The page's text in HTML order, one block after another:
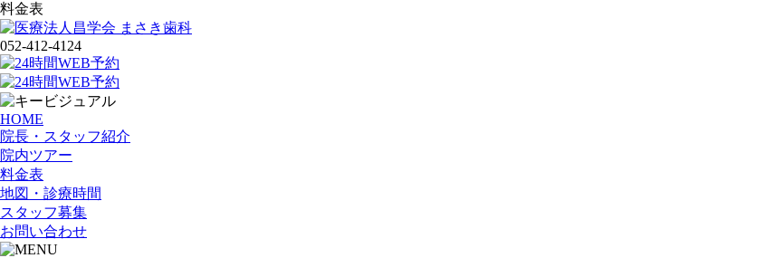
料金表
052-412-4124
HOME
院長・スタッフ紹介
院内ツアー
料金表
地図・診療時間
スタッフ募集
お問い合わせ